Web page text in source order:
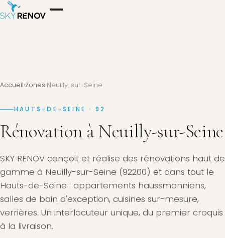
Accueil›Zones›Neuilly-sur-Seine
HAUTS-DE-SEINE · 92
Rénovation à Neuilly-sur-Seine
SKY RENOV conçoit et réalise des rénovations haut de
gamme à Neuilly-sur-Seine (92200) et dans tout le
Hauts-de-Seine : appartements haussmanniens,
salles de bain d'exception, cuisines sur-mesure,
verrières. Un interlocuteur unique, du premier croquis
à la livraison.